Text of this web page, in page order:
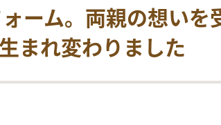
ーム。両親の想いを
まれ変わりました